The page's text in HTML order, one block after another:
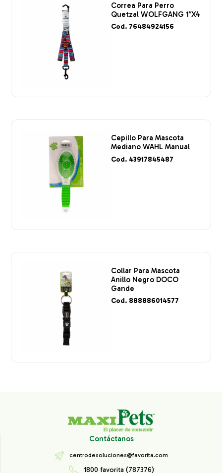
Correa Para Perro
Quetzal WOLFGANG 1″X4
Cod. 76484924156
Cepillo Para Mascota
Mediano WAHL Manual
Cod. 43917845487
Collar Para Mascota
Anillo Negro DOCO
Gande
Cod. 888886014577
Contáctanos
centrodesoluciones@favorita.com
1800 favorita (787376)